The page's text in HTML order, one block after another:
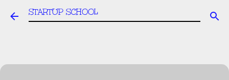
Перейти до основного вмісту
STARTUP SCHOOL